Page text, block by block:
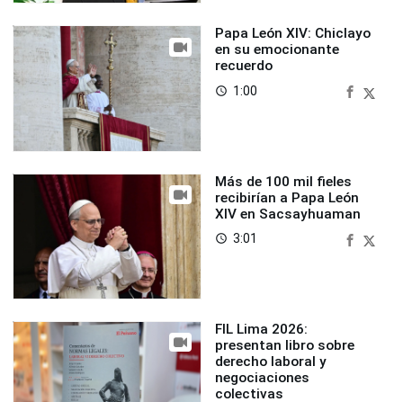
Papa León XIV: Chiclayo
en su emocionante
recuerdo
access_time 1:00
Más de 100 mil fieles
recibirían a Papa León
XIV en Sacsayhuaman
access_time 3:01
FIL Lima 2026:
presentan libro sobre
derecho laboral y
negociaciones
colectivas